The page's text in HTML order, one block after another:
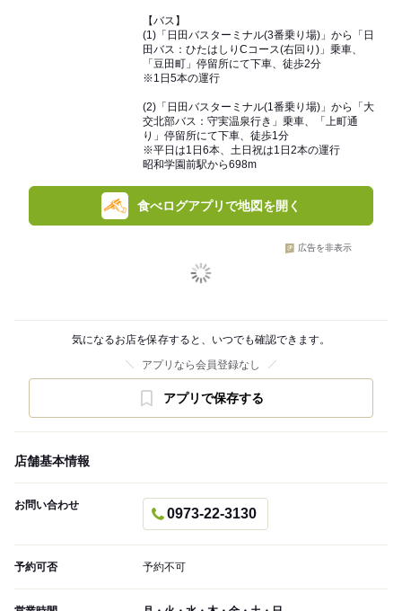
【バス】
(1)「日田バスターミナル(3番乗り場)」から「日
田バス：ひたはしりCコース(右回り)」乗車、
「豆田町」停留所にて下車、徒歩2分
※1日5本の運行
(2)「日田バスターミナル(1番乗り場)」から「大
交北部バス：守実温泉行き」乗車、「上町通
り」停留所にて下車、徒歩1分
※平日は1日6本、土日祝は1日2本の運行
昭和学園前駅から698m
食べログアプリで地図を開く
広告を非表示
気になるお店を保存すると、いつでも確認できます。
アプリなら会員登録なし
アプリで保存する
店舗基本情報
お問い合わせ
0973-22-3130
予約可否 予約不可